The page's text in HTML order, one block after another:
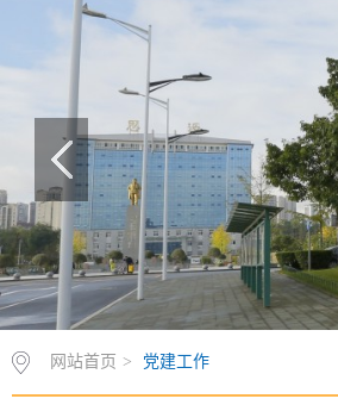
网站首页 > 党建工作